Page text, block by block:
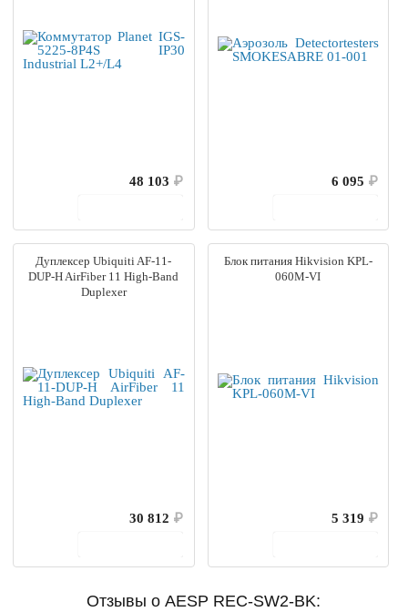
48 103 ₽
6 095 ₽
Дуплексер Ubiquiti AF-11-
DUP-H AirFiber 11 High-Band
Duplexer
30 812 ₽
Блок питания Hikvision KPL-
060M-VI
5 319 ₽
Отзывы о AESP REC-SW2-BK: